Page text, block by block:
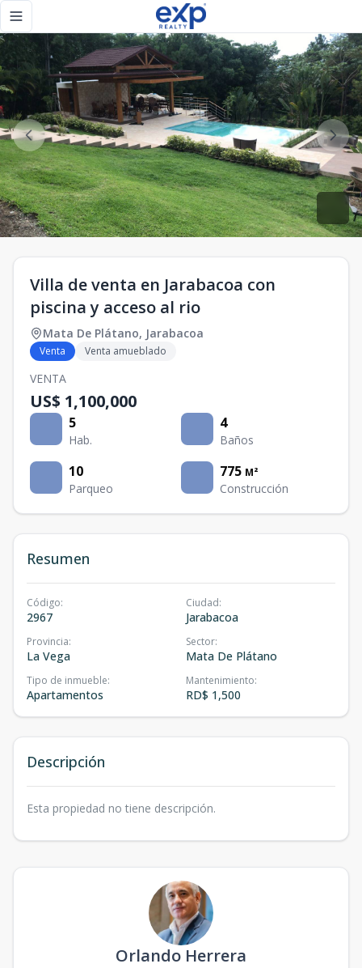
Toggle navigation menu
Villa de venta en Jarabacoa con
piscina y acceso al rio
Mata De Plátano, Jarabacoa
Venta Venta amueblado
VENTA
US$ 1,100,000
5
Hab.
4
Baños
10
Parqueo
775 M²
Construcción
Resumen
Código:
2967
Ciudad:
Jarabacoa
Provincia:
La Vega
Sector:
Mata De Plátano
Tipo de inmueble:
Apartamentos
Mantenimiento:
RD$ 1,500
Descripción
Esta propiedad no tiene descripción.
Orlando Herrera
Villa de venta en Jarabacoa con piscina y acceso al rio - eXp